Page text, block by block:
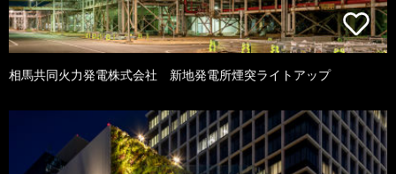
相馬共同火力発電株式会社 新地発電所煙突ライトアップ